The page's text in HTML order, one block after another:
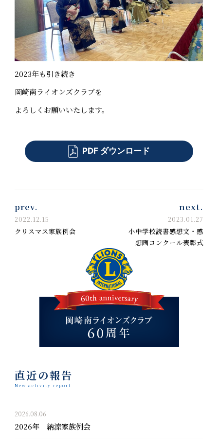
2023年も引き続き
岡崎南ライオンズクラブを
よろしくお願いいたします。
PDF ダウンロード
prev.
2022.12.15
クリスマス家族例会
next.
2023.01.27
小中学校読書感想文・感
想画コンクール表彰式
直近の報告
New activity report
2026.08.06
2026年 納涼家族例会